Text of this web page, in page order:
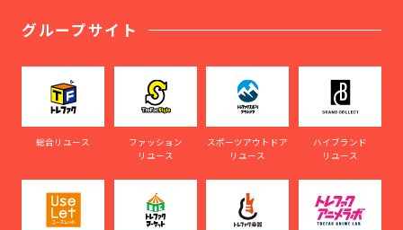
グループサイト
総合リユース
ファッション
リユース
スポーツアウトドア
リユース
ハイブランド
リユース